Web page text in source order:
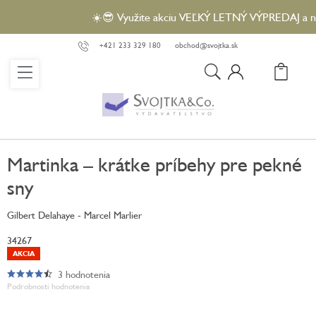
obsah
☀️😎 Využite akciu VEĽKÝ LETNÝ VÝPREDAJ a
+421 233 329 180 obchod@svojtka.sk
Martinka – krátke príbehy pre pekné
sny
Gilbert Delahaye - Marcel Marlier
34267
Podrobnosti hodnotenia
AKCIA
Priemerné
hodnotenie
3 hodnotenia